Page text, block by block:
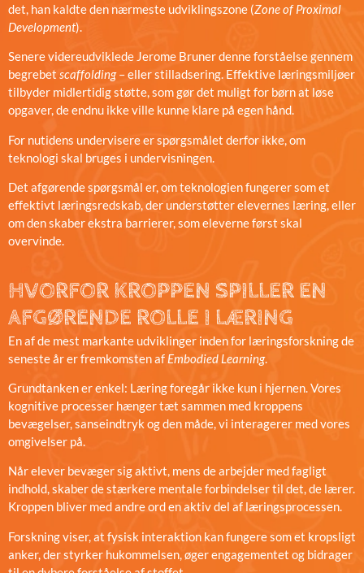
det, han kaldte den nærmeste udviklingszone (Zone of Proximal
Development).
Senere videreudviklede Jerome Bruner denne forståelse gennem
begrebet scaffolding– eller stilladsering. Effektive læringsmiljøer
tilbyder midlertidig støtte, som gør det muligt for børn at løse
opgaver, de endnu ikke ville kunne klare på egen hånd.
For nutidens undervisere er spørgsmålet derfor ikke, om
teknologi skal bruges i undervisningen.
Det afgørende spørgsmål er, om teknologien fungerer som et
effektivt læringsredskab, der understøtter elevernes læring, eller
om den skaber ekstra barrierer, som eleverne først skal
overvinde.
HVORFOR KROPPEN SPILLER EN
AFGØRENDE ROLLE I LÆRING
En af de mest markante udviklinger inden for læringsforskning de
seneste år er fremkomsten afEmbodied Learning.
Grundtanken er enkel: Læring foregår ikke kun i hjernen. Vores
kognitive processer hænger tæt sammen med kroppens
bevægelser, sanseindtryk og den måde, vi interagerer med vores
omgivelser på.
Når elever bevæger sig aktivt, mens de arbejder med fagligt
indhold, skaber de stærkere mentale forbindelser til det, de lærer.
Kroppen bliver med andre ord en aktiv del af læringsprocessen.
Forskning viser, at fysisk interaktion kan fungere som et kropsligt
anker, der styrker hukommelsen, øger engagementet og bidrager